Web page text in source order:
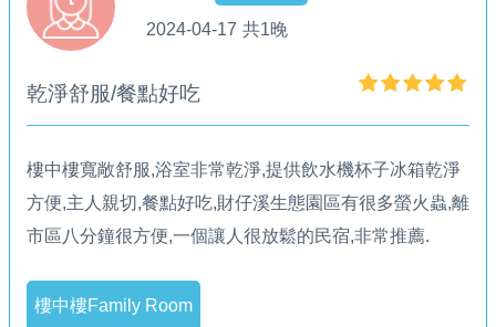
2024-04-17 共1晚
乾淨舒服/餐點好吃
樓中樓寬敞舒服,浴室非常乾淨,提供飲水機杯子冰箱乾淨
方便,主人親切,餐點好吃,財仔溪生態園區有很多螢火蟲,離
市區八分鐘很方便,一個讓人很放鬆的民宿,非常推薦.
樓中樓Family Room